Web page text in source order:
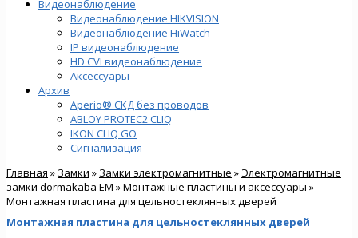
Видеонаблюдение
Видеонаблюдение HIKVISION
Видеонаблюдение HiWatch
IP видеонаблюдение
HD CVI видеонаблюдение
Аксессуары
Архив
Aperio® СКД без проводов
ABLOY PROTEC2 CLIQ
IKON CLIQ GO
Сигнализация
Главная » Замки » Замки электромагнитные » Электромагнитные
замки dormakaba EM »Монтажные пластины и аксессуары »
Монтажная пластина для цельностеклянных дверей
Монтажная пластина для цельностеклянных дверей